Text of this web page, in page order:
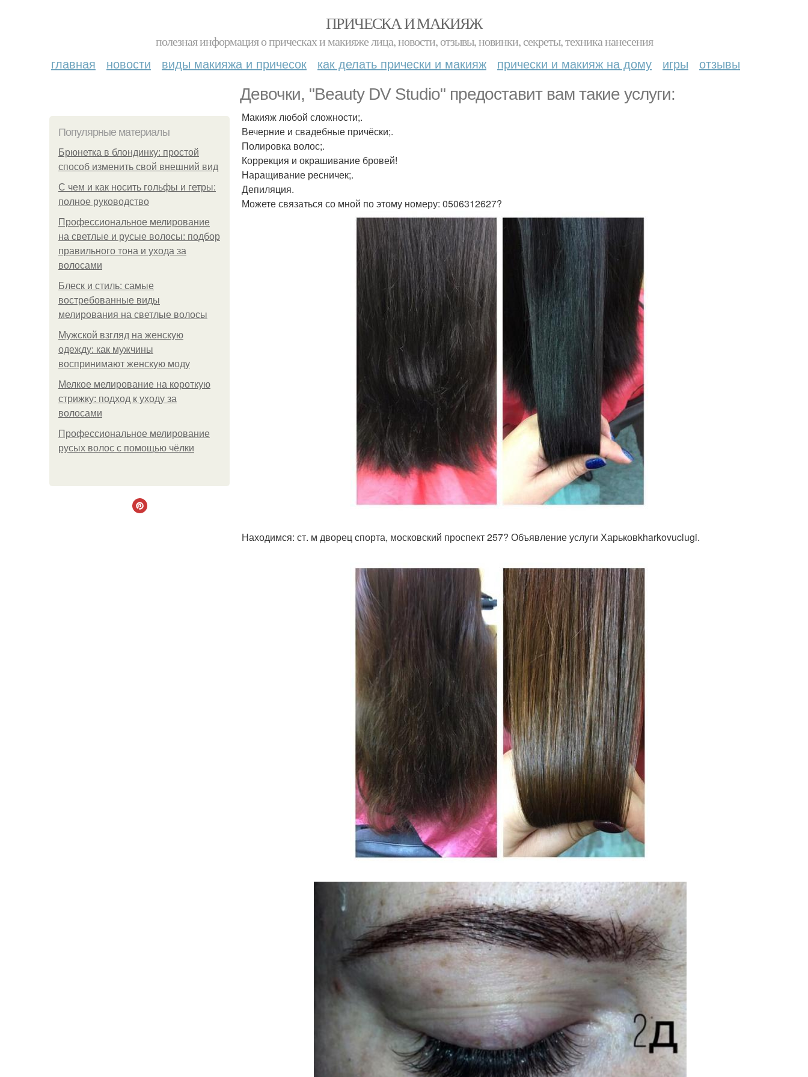
ПРИЧЕСКА И МАКИЯЖ
полезная информация о прическах и макияже лица, новости, отзывы, новинки, секреты, техника нанесения
главная новости виды макияжа и причесок как делать прически и макияж прически и макияж на дому игры отзывы
Девочки, "Beauty DV Studio" предоставит вам такие услуги:
Популярные материалы
Брюнетка в блондинку: простой
способ изменить свой внешний вид
С чем и как носить гольфы и гетры:
полное руководство
Профессиональное мелирование
на светлые и русые волосы: подбор
правильного тона и ухода за
волосами
Блеск и стиль: самые
востребованные виды
мелирования на светлые волосы
Мужской взгляд на женскую
одежду: как мужчины
воспринимают женскую моду
Мелкое мелирование на короткую
стрижку: подход к уходу за
волосами
Профессиональное мелирование
русых волос с помощью чёлки
Макияж любой сложности;.
Вечерние и свадебные причёски;.
Полировка волос;.
Коррекция и окрашивание бровей!
Наращивание ресничек;.
Депиляция.
Можете связаться со мной по этому номеру: 0506312627?
Находимся: ст. м дворец спорта, московский проспект 257? Объявление услуги Харьковkharkovuclugi.